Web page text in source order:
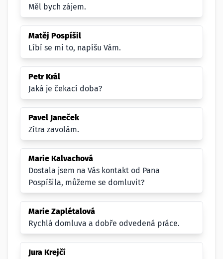
Měl bych zájem.
Matěj Pospíšil
Líbí se mi to, napíšu Vám.
Petr Král
Jaká je čekací doba?
Pavel Janeček
Zítra zavolám.
Marie Kalvachová
Dostala jsem na Vás kontakt od Pana
Pospíšila, můžeme se domluvit?
Marie Zaplétalová
Rychlá domluva a dobře odvedená práce.
Jura Krejčí